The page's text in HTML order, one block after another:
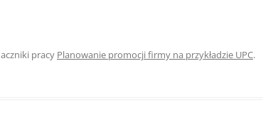
pracy Planowanie promocji firmy na przykładzie UPC.